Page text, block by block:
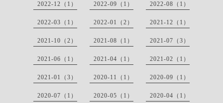
2022-12（1） 2022-09（1） 2022-08（1）
2022-03（1） 2022-01（2） 2021-12（1）
2021-10（2） 2021-08（1） 2021-07（3）
2021-06（1） 2021-04（1） 2021-02（1）
2021-01（3） 2020-11（1） 2020-09（1）
2020-07（1） 2020-05（1） 2020-04（1）